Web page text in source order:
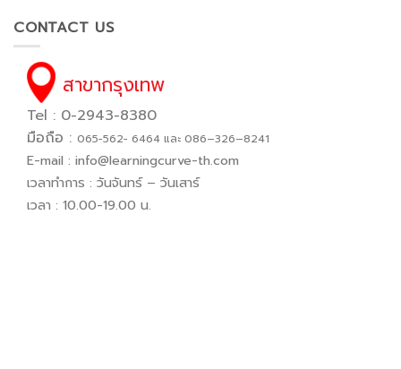
CONTACT US
สาขากรุงเทพ
Tel : 0-2943-8380
มือถือ : 065−562− 6464 และ 086–326–8241
E-mail : info@learningcurve-th.com
เวลาทำการ : วันจันทร์ – วันเสาร์
เวลา : 10.00-19.00 น.